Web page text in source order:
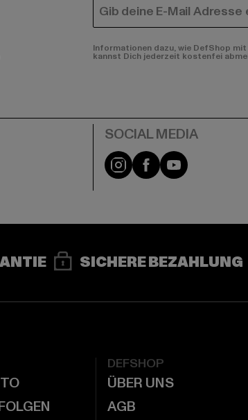
E-MAIL
Informationen dazu, wie DefShop
kannst Dich jederzeit kostenfei
Instagram
FacebookYouTube
SICHERE BEZAHLUNG
DEFSHOP
ÜBER UNS
AGB